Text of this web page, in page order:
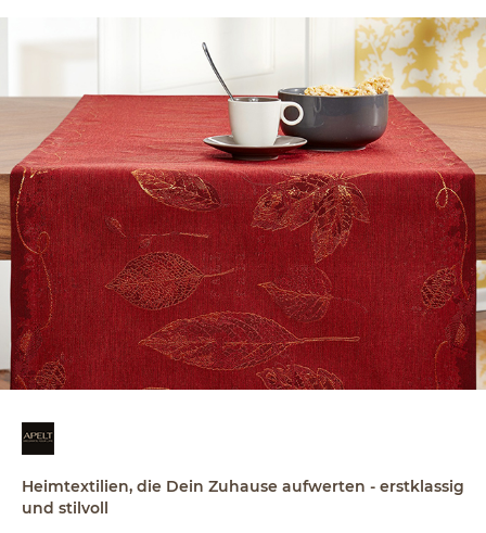
Heimtextilien, die Dein Zuhause aufwerten - erstklassig
und stilvoll